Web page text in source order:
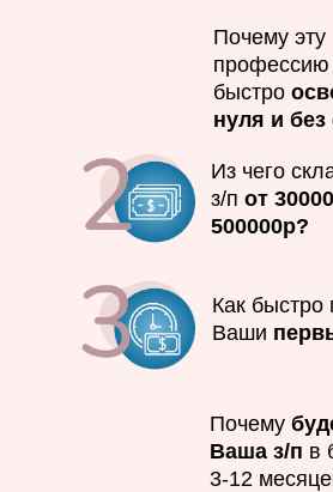
Почему эту
профессию
быстро
нуля и
Как быстро
Ваши
Из чего
з/п от
500000р?
Почему
Ваша з/п в
3-12